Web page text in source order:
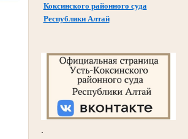
Коксинского районного суда
Республики Алтай